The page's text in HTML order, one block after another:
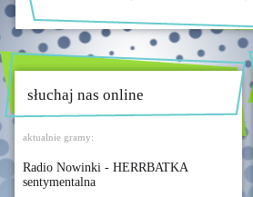
słuchaj nas online
aktualnie gramy:
Radio Nowinki - HERRBATKA
sentymentalna